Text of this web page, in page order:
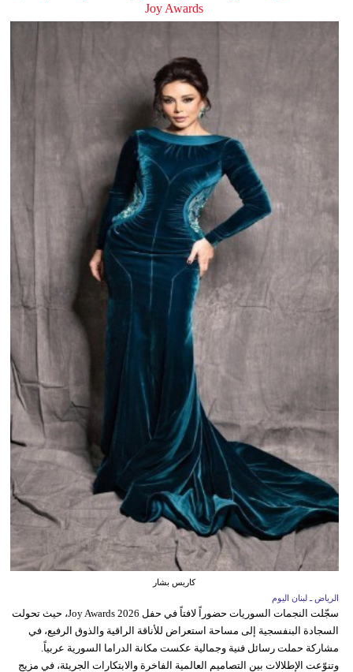
Joy Awards
كاريس بشار
الرياض ـ لبنان اليوم
سجّلت النجمات السوريات حضوراً لافتاً في حفل Joy Awards 2026، حيث تحولت
السجادة البنفسجية إلى مساحة استعراض للأناقة الراقية والذوق الرفيع، في
مشاركة حملت رسائل فنية وجمالية عكست مكانة الدراما السورية عربياً.
وتنوّعت الإطلالات بين التصاميم العالمية الفاخرة والابتكارات الجريئة، في مزيج